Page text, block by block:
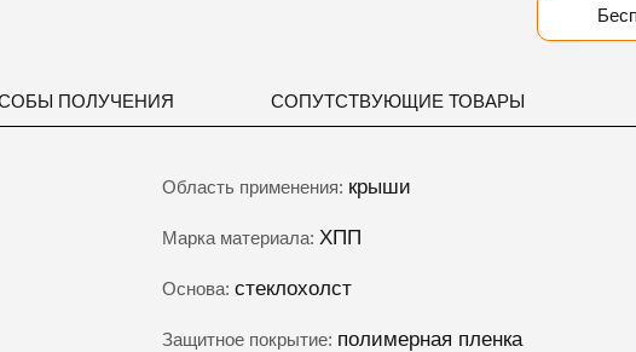
ПОЛУЧЕНИЯ СОПУТСТВУЮЩИЕ ТОВАРЫ
Область применения: крыши
Марка материала: ΧΠΠ
Основа: стеклохолст
Защитное покрытие: полимерная пленка